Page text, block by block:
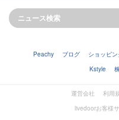
Peachy ブログ ショッピン
Kstyle
運営会社 利用
livedoorお客様